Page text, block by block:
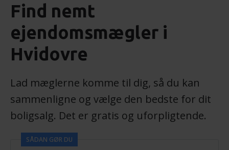
Find nemt
ejendomsmægler i
Hvidovre
Lad mæglerne komme til dig, så du kan
sammenligne og vælge den bedste for dit
boligsalg. Det er gratis og uforpligtende.
SÅDAN GØR DU